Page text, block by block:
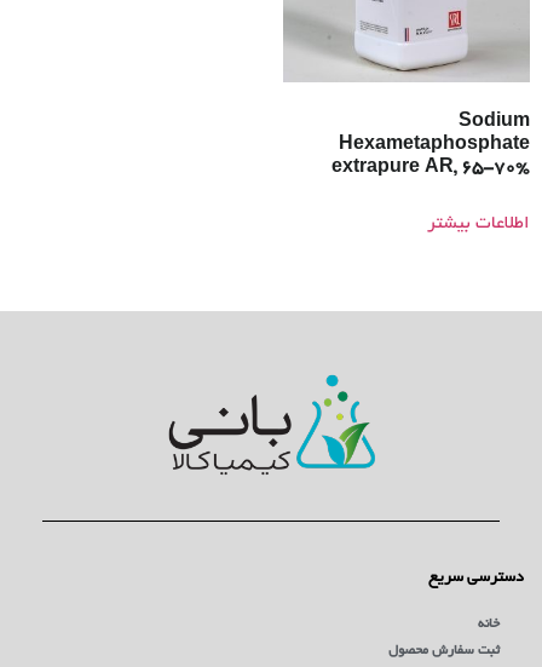
Sodium
Hexametaphosphate
extrapure AR, 65-70%
اطلاعات بیشتر
دسترسی سریع
خانه
ثبت سفارش محصول